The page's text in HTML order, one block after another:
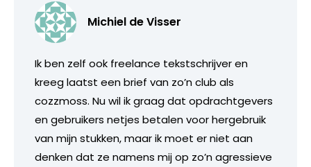
Michiel de Visser
Ik ben zelf ook freelance tekstschrijver en
kreeg laatst een brief van zo’n club als
cozzmoss. Nu wil ik graag dat opdrachtgevers
en gebruikers netjes betalen voor hergebruik
van mijn stukken, maar ik moet er niet aan
denken dat ze namens mij op zo’n agressieve